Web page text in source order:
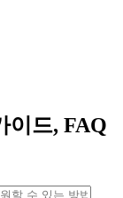
이드, FAQ